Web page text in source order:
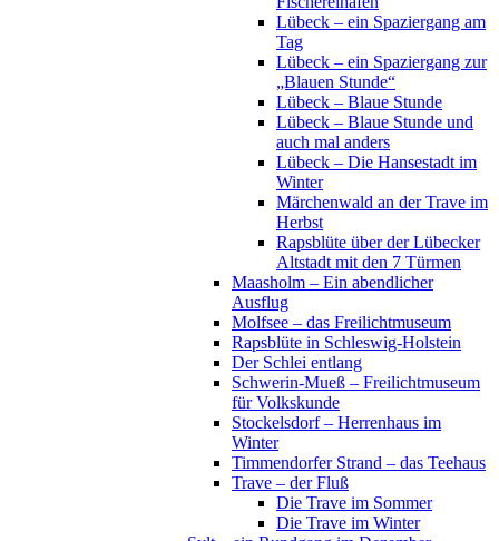
Lübeck – ein Spaziergang am
Tag
Lübeck – ein Spaziergang zur
„Blauen Stunde“
Lübeck – Blaue Stunde
Lübeck – Blaue Stunde und
auch mal anders
Lübeck – Die Hansestadt im
Winter
Märchenwald an der Trave im
Herbst
Rapsblüte über der Lübecker
Altstadt mit den 7 Türmen
Maasholm – Ein abendlicher
Ausflug
Molfsee – das Freilichtmuseum
Rapsblüte in Schleswig-Holstein
Der Schlei entlang
Schwerin-Mueß – Freilichtmuseum
für Volkskunde
Stockelsdorf – Herrenhaus im
Winter
Timmendorfer Strand – das Teehaus
Trave – der Fluß
Die Trave im Sommer
Die Trave im Winter